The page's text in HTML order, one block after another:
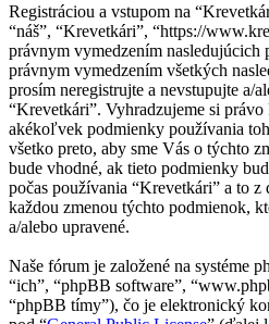
Registráciou a vstupom na
“náš”, “Krevetkári”, “https://
právnym vymedzením nasledujúcich
právnym vymedzením všetkých
prosím neregistrujte a nevstupujte a/
“Krevetkári”. Vyhradzujeme si
akékoľvek podmienky používania
všetko preto, aby sme Vás o týchto
bude vhodné, ak tieto podmienky
počas používania “Krevetkári” a to
každou zmenou týchto podmienok,
a/alebo upravené.
Naše fórum je založené na systéme
“ich”, “phpBB software”,
“phpBB tímy”), čo je elektronický